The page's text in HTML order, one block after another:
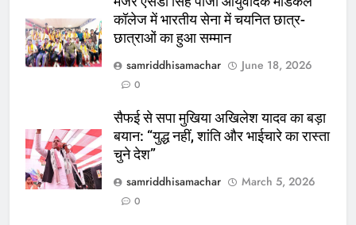
कॉलेज में भारतीय सेना में चयनित छात्र-
छात्राओं का हुआ सम्मान
samriddhisamachar
June 18, 2026
0
सैफई से सपा मुखिया अखिलेश यादव का बड़ा
बयान: “युद्ध नहीं, शांति और भाईचारे का रास्ता
चुने देश”
samriddhisamachar
March 5, 2026
0